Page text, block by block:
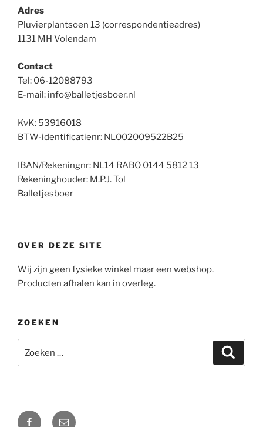
Adres
Pluvierplantsoen 13 (correspondentieadres)
1131 MH Volendam
Contact
Tel: 06-12088793
E-mail: info@balletjesboer.nl
KvK: 53916018
BTW-identificatienr: NL002009522B25
IBAN/Rekeningnr: NL14 RABO 0144 5812 13
Rekeninghouder: M.P.J. Tol
Balletjesboer
OVER DEZE SITE
Wij zijn geen fysieke winkel maar een webshop.
Producten afhalen kan in overleg.
ZOEKEN
naar:
FacebookMail